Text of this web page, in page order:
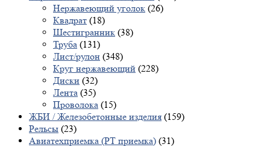
Нержавеющий уголок (26)
Квадрат (18)
Шестигранник (38)
Труба (131)
Лист/рулон (348)
Круг нержавеющий (228)
Диски (32)
Лента (35)
Проволока (15)
ЖБИ / Железобетонные изделия (159)
Рельсы (23)
Авиатехприемка (РТ приемка) (31)